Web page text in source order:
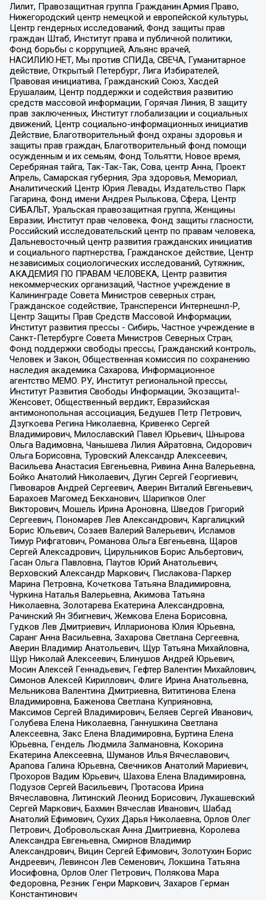
Лилит, Правозащитная группа Гражданин.Армия.Право,
Нижегородский центр немецкой и европейской культуры,
Центр гендерных исследований, Фонд защиты прав
граждан Штаб, Институт права и публичной политики,
Фонд борьбы с коррупцией, Альянс врачей,
НАСИЛИЮ.НЕТ, Мы против СПИДа, СВЕЧА, Гуманитарное
действие, Открытый Петербург, Лига Избирателей,
Правовая инициатива, Гражданский Союз, Хасдей
Ерушалаим, Центр поддержки и содействия развитию
средств массовой информации, Горячая Линия, В защиту
прав заключенных, Институт глобализации и социальных
движений, Центр социально-информационных инициатив
Действие, Благотворительный фонд охраны здоровья и
защиты прав граждан, Благотворительный фонд помощи
осужденным и их семьям, Фонд Тольятти, Новое время,
Серебряная тайга, Так-Так-Так, Сова, центр Анна, Проект
Апрель, Самарская губерния, Эра здоровья, Мемориал,
Аналитический Центр Юрия Левады, Издательство Парк
Гагарина, Фонд имени Андрея Рылькова, Сфера, Центр
СИБАЛЬТ, Уральская правозащитная группа, Женщины
Евразии, Институт прав человека, Фонд защиты гласности,
Российский исследовательский центр по правам человека,
Дальневосточный центр развития гражданских инициатив
и социального партнерства, Гражданское действие, Центр
независимых социологических исследований, Сутяжник,
АКАДЕМИЯ ПО ПРАВАМ ЧЕЛОВЕКА, Центр развития
некоммерческих организаций, Частное учреждение в
Калининграде Совета Министров северных стран,
Гражданское содействие, Трансперенси Интернешнл-Р,
Центр Защиты Прав Средств Массовой Информации,
Институт развития прессы - Сибирь, Частное учреждение в
Санкт-Петербурге Совета Министров Северных Стран,
Фонд поддержки свободы прессы, Гражданский контроль,
Человек и Закон, Общественная комиссия по сохранению
наследия академика Сахарова, Информационное
агентство МЕМО. РУ, Институт региональной прессы,
Институт Развития Свободы Информации, Экозащита!-
Женсовет, Общественный вердикт, Евразийская
антимонопольная ассоциация, Бедушев Петр Петрович,
Дзугкоева Регина Николаевна, Кривенко Сергей
Владимирович, Милославский Павел Юрьевич, Шнырова
Ольга Вадимовна, Чанышева Лилия Айратовна, Сидорович
Ольга Борисовна, Туровский Александр Алексеевич,
Васильева Анастасия Евгеньевна, Ривина Анна Валерьевна,
Бойко Анатолий Николаевич, Дугин Сергей Георгиевич,
Пивоваров Андрей Сергеевич, Аверин Виталий Евгеньевич,
Барахоев Магомед Бекханович, Шарипков Олег
Викторович, Мошель Ирина Ароновна, Шведов Григорий
Сергеевич, Пономарев Лев Александрович, Каргалицкий
Борис Юльевич, Созаев Валерий Валерьевич, Исламов
Тимур Рифгатович, Романова Ольга Евгеньевна, Щаров
Сергей Алексадрович, Цирульников Борис Альбертович,
Гасан Ольга Павловна, Паутов Юрий Анатольевич,
Верховский Александр Маркович, Пислакова-Паркер
Марина Петровна, Кочеткова Татьяна Владимировна,
Чуркина Наталья Валерьевна, Акимова Татьяна
Николаевна, Золотарева Екатерина Александровна,
Рачинский Ян Збигневич, Жемкова Елена Борисовна,
Гудков Лев Дмитриевич, Илларионова Юлия Юрьевна,
Саранг Анна Васильевна, Захарова Светлана Сергеевна,
Аверин Владимир Анатольевич, Щур Татьяна Михайловна,
Щур Николай Алексеевич, Блинушов Андрей Юрьевич,
Мосин Алексей Геннадьевич, Гефтер Валентин Михайлович,
Симонов Алексей Кириллович, Флиге Ирина Анатольевна,
Мельникова Валентина Дмитриевна, Вититинова Елена
Владимировна, Баженова Светлана Куприяновна,
Максимов Сергей Владимирович, Беляев Сергей Иванович,
Голубева Елена Николаевна, Ганнушкина Светлана
Алексеевна, Закс Елена Владимировна, Буртина Елена
Юрьевна, Гендель Людмила Залмановна, Кокорина
Екатерина Алексеевна, Шуманов Илья Вячеславович,
Арапова Галина Юрьевна, Свечников Анатолий Мариевич,
Прохоров Вадим Юрьевич, Шахова Елена Владимировна,
Подузов Сергей Васильевич, Протасова Ирина
Вячеславовна, Литинский Леонид Борисович, Лукашевский
Сергей Маркович, Бахмин Вячеслав Иванович, Шабад
Анатолий Ефимович, Сухих Дарья Николаевна, Орлов Олег
Петрович, Добровольская Анна Дмитриевна, Королева
Александра Евгеньевна, Смирнов Владимир
Александрович, Вицин Сергей Ефимович, Золотухин Борис
Андреевич, Левинсон Лев Семенович, Локшина Татьяна
Иосифовна, Орлов Олег Петрович, Полякова Мара
Федоровна, Резник Генри Маркович, Захаров Герман
Константинович